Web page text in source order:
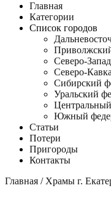
Главная
Категории
Список городов
Северо-
Северо-
Сибирский
Уральский
Южный
Статьи
Потери
Пригороды
Контакты
Главная /Храмы г.